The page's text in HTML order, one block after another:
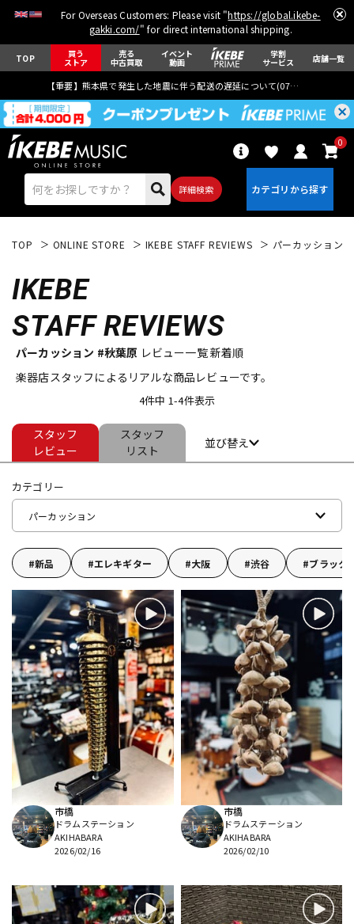
For Overseas Customers: Please visit "https://global.ikebe-
gakki.com/" for direct international shipping.
TOP 買う
ストア
売る
中古買取
イベント
動画
学割
サービス 店舗一覧
【重要】熊本県で発生した地震に伴う配送の遅延について(07月29日
詳細検索
0
エレキギター
ベース ウクレレ
ドラム パーカッション
管楽器 その他楽器
アンプ エフェクター
DJ機器 DTM
DTM オンライン納品 レコーディング機器
配信/ライブ機器 楽器アクセサリ
中古 ヴィンテージ
TOP ONLINE STORE IKEBE STAFF REVIEWS パーカッション
IKEBE
STAFF REVIEWS
パーカッション #秋葉原 レビュー一覧 新着順
楽器店スタッフによるリアルな商品レビューです。
4件中 1-4件表示
スタッフ
レビュー
スタッフ
リスト
並び替え
カテゴリー
パーカッション
新品 エレキギター 大阪 渋谷 ブラック
市橋
ドラムステーション
AKIHABARA
2026/02/16
市橋
ドラムステーション
AKIHABARA
2026/02/10